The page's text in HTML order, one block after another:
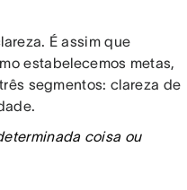
É assim que
estabelecemos metas,
segmentos: clareza de
coisa ou